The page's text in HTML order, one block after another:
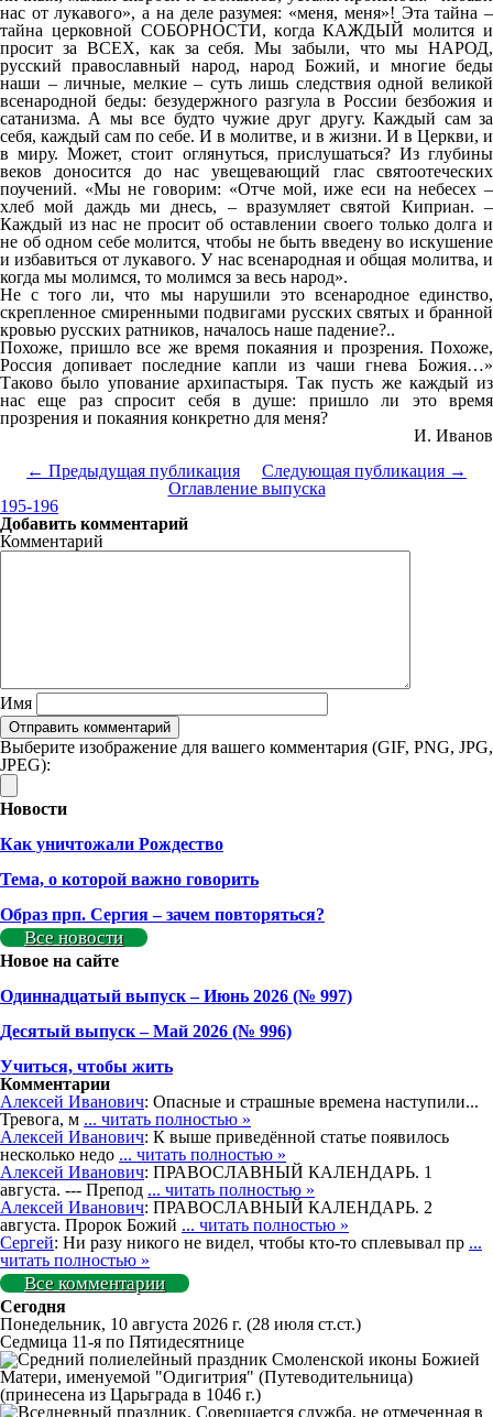
нас от лукавого», а на деле разумея: «меня, меня»! Эта тайна –
тайна церковной СОБОРНОСТИ, когда КАЖДЫЙ молится и
просит за ВСЕХ, как за себя. Мы забыли, что мы НАРОД,
русский православный народ, народ Божий, и многие беды
наши – личные, мелкие – суть лишь следствия одной великой
всенародной беды: безудержного разгула в России безбожия и
сатанизма. А мы все будто чужие друг другу. Каждый сам за
себя, каждый сам по себе. И в молитве, и в жизни. И в Церкви, и
в миру. Может, стоит оглянуться, прислушаться? Из глубины
веков доносится до нас увещевающий глас святоотеческих
поучений. «Мы не говорим: «Отче мой, иже еси на небесех –
хлеб мой даждь ми днесь, – вразумляет святой Киприан. –
Каждый из нас не просит об оставлении своего только долга и
не об одном себе молится, чтобы не быть введену во искушение
и избавиться от лукавого. У нас всенародная и общая молитва, и
когда мы молимся, то молимся за весь народ».
Не с того ли, что мы нарушили это всенародное единство,
скрепленное смиренными подвигами русских святых и бранной
кровью русских ратников, началось наше падение?..
Похоже, пришло все же время покаяния и прозрения. Похоже,
Россия допивает последние капли из чаши гнева Божия…»
Таково было упование архипастыря. Так пусть же каждый из
нас еще раз спросит себя в душе: пришло ли это время
прозрения и покаяния конкретно для меня?
И. Иванов
← Предыдущая публикация
Следующая публикация →
Оглавление выпуска
195-196
Добавить комментарий
Комментарий
Имя
Выберите изображение для вашего комментария (GIF, PNG, JPG,
JPEG):
Новости
Как уничтожали Рождество
Тема, о которой важно говорить
Образ прп. Сергия – зачем повторяться?
Все новости
Новое на сайте
Одиннадцатый выпуск – Июнь 2026 (№ 997)
Деcятый выпуск – Май 2026 (№ 996)
Учиться, чтобы жить
Комментарии
Алексей Иванович: Опасные и страшные времена наступили...
Тревога, м ... читать полностью »
Алексей Иванович: К выше приведённой статье появилось
несколько недо ... читать полностью »
Алексей Иванович: ПРАВОСЛАВНЫЙ КАЛЕНДАРЬ. 1
августа. --- Препод ... читать полностью »
Алексей Иванович: ПРАВОСЛАВНЫЙ КАЛЕНДАРЬ. 2
августа. Пророк Божий ... читать полностью »
Сергей: Ни разу никого не видел, чтобы кто-то сплевывал пр ...
читать полностью »
Все комментарии
Сегодня
Понедельник, 10 августа 2026 г. (28 июля ст.ст.)
Седмица 11-я по Пятидесятнице
Смоленской иконы Божией
Матери, именуемой "Одигитрия" (Путеводительница)
(принесена из Царьграда в 1046 г.)